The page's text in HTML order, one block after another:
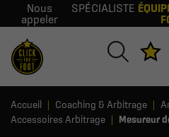
Nous
appeler
SPÉCIALISTE
Accueil Coaching & Arbitrage
Accessoires Arbitrage
Mesureur